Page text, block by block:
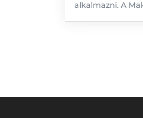
alkalmazni. A